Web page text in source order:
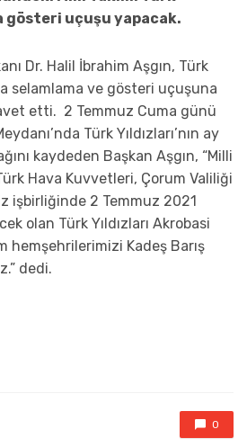
gösteri uçuşu yapacak.
Dr. Halil İbrahim Aşgın, Türk
selamlama ve gösteri uçuşuna
etti. 2 Temmuz Cuma günü
Türk Yıldızları’nın ay
kaydeden Başkan Aşgın, “Milli
Hava Kuvvetleri, Çorum Valiliği
işbirliğinde 2 Temmuz 2021
olan Türk Yıldızları Akrobasi
hemşehrilerimizi Kadeş Barış
dedi.
0